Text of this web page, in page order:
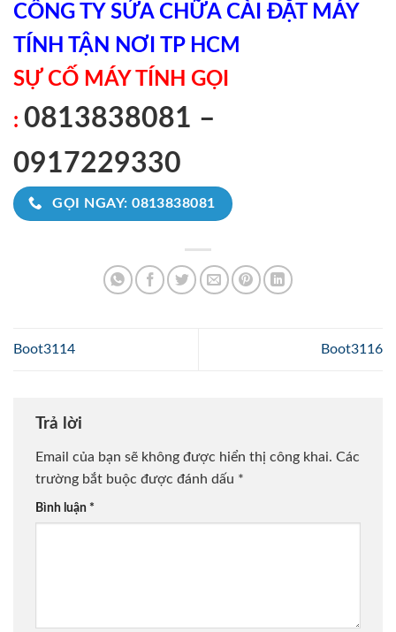
CÔNG TY SỬA CHỮA CÀI ĐẶT MÁY
TÍNH TẬN NƠI TP HCM
SỰ CỐ MÁY TÍNH GỌI
: 0813838081 –
0917229330
GỌI NGAY: 0813838081
Boot3114 Boot3116
Trả lời
Email của bạn sẽ không được hiển thị công khai. Các
trường bắt buộc được đánh dấu *
Bình luận *